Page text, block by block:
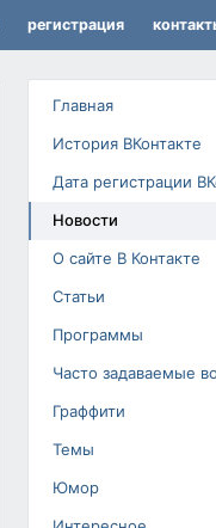
регистрация
Главная
История ВКонтакте
Дата регистрации
Новости
О сайте В Контакте
Статьи
Программы
Часто задаваемые
Граффити
Темы
Юмор